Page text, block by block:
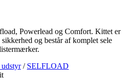
Powerlead og Comfort. Kittet er
og består af komplet sele
/ SELFLOAD